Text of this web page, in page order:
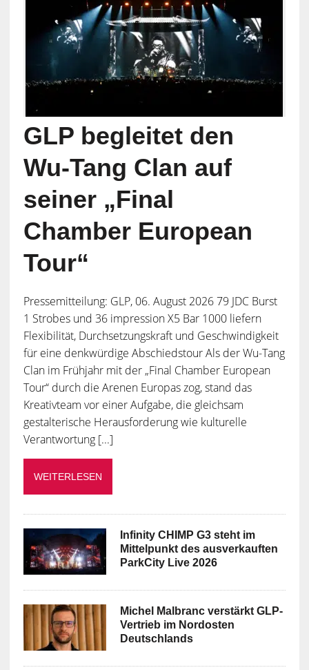
GLP begleitet den
Wu-Tang Clan auf
seiner „Final
Chamber European
Tour“
Pressemitteilung: GLP, 06. August 2026 79 JDC Burst
1 Strobes und 36 impression X5 Bar 1000 liefern
Flexibilität, Durchsetzungskraft und Geschwindigkeit
für eine denkwürdige Abschiedstour Als der Wu-Tang
Clan im Frühjahr mit der „Final Chamber European
Tour“ durch die Arenen Europas zog, stand das
Kreativteam vor einer Aufgabe, die gleichsam
gestalterische Herausforderung wie kulturelle
Verantwortung [...]
WEITERLESEN
Infinity CHIMP G3 steht im
Mittelpunkt des ausverkauften
ParkCity Live 2026
Michel Malbranc verstärkt GLP-
Vertrieb im Nordosten
Deutschlands